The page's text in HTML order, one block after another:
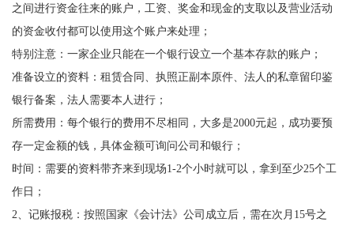
之间进行资金往来的账户，工资、奖金和现金的支取以及营业活动
的资金收付都可以使用这个账户来处理；
特别注意：一家企业只能在一个银行设立一个基本存款的账户；
准备设立的资料：租赁合同、执照正副本原件、法人的私章留印鉴
银行备案，法人需要本人进行；
所需费用：每个银行的费用不尽相同，大多是2000元起，成功要预
存一定金额的钱，具体金额可询问公司和银行；
时间：需要的资料带齐来到现场1-2个小时就可以，拿到至少25个工
作日；
2、记账报税：按照国家《会计法》公司成立后，需在次月15号之